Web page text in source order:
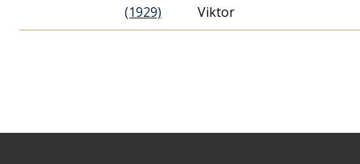
(1929)
Viktor